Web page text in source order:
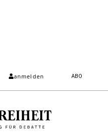
anmelden ABO